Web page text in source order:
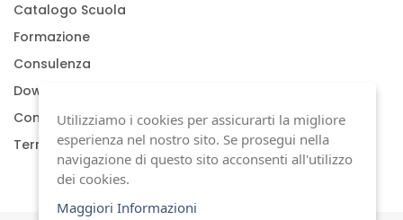
Catalogo Scuola
Formazione
Consulenza
Download documenti
Condizioni generali
Termini di garanzia
Utilizziamo i cookies per assicurarti la migliore
esperienza nel nostro sito. Se prosegui nella
navigazione di questo sito acconsenti all'utilizzo
dei cookies.
Maggiori Informazioni